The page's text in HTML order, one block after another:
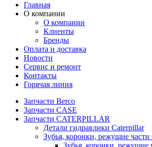
Главная
О компании
О компании
Клиенты
Бренды
Оплата и доставка
Новости
Сервис и ремонт
Контакты
Горячая линия
Запчасти Berco
Запчасти CASE
Запчасти CATERPILLAR
Детали гидравлики Caterpillar
Зубья, коронки, режущие части
Зубья, коронки, режущие